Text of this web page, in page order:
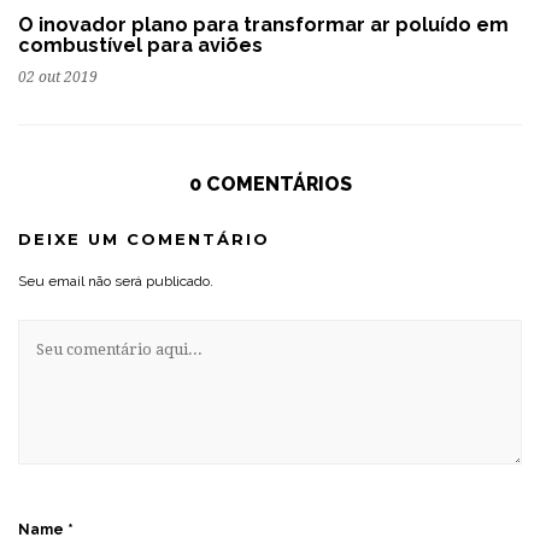
O inovador plano para transformar ar poluído em
combustível para aviões
02 out 2019
0 COMENTÁRIOS
DEIXE UM COMENTÁRIO
Seu email não será publicado.
Name *